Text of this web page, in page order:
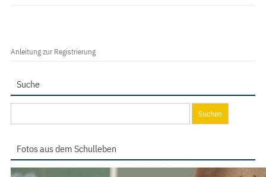
Anleitung zur Registrierung
Suche
nach:
Fotos aus dem Schulleben